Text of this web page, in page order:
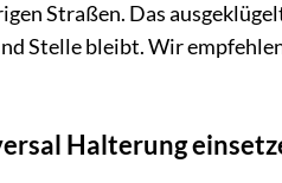
Straßen. Das
Stelle bleibt. Wir
Halterung